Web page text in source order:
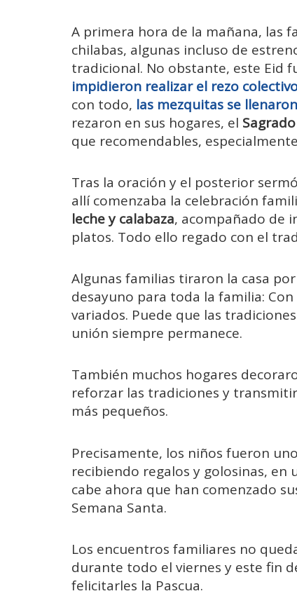
A primera hora de la mañana, las
chilabas, algunas incluso de
tradicional. No obstante, este Eid
impidieron realizar el rezo
con todo, las mezquitas se
rezaron en sus hogares, el
que recomendables,
Tras la oración y el posterior
allí comenzaba la celebración
leche y calabaza, acompañado de
platos. Todo ello regado con el
Algunas familias tiraron la casa
desayuno para toda la familia:
variados. Puede que las
unión siempre permanece.
También muchos hogares
reforzar las tradiciones y
más pequeños.
Precisamente, los niños fueron
recibiendo regalos y golosinas, en
cabe ahora que han comenzado
Semana Santa.
Los encuentros familiares no
durante todo el viernes y este fin
felicitarles la Pascua.